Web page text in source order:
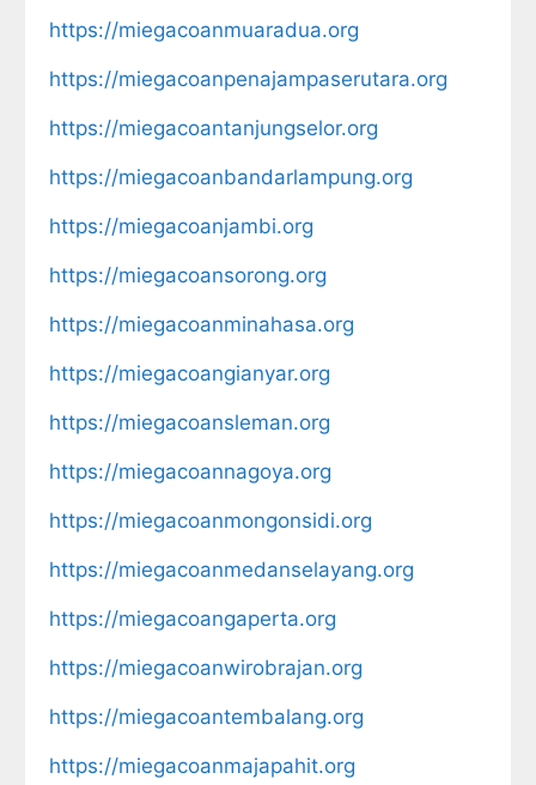
https://miegacoanmuaradua.org
https://miegacoanpenajampaserutara.org
https://miegacoantanjungselor.org
https://miegacoanbandarlampung.org
https://miegacoanjambi.org
https://miegacoansorong.org
https://miegacoanminahasa.org
https://miegacoangianyar.org
https://miegacoansleman.org
https://miegacoannagoya.org
https://miegacoanmongonsidi.org
https://miegacoanmedanselayang.org
https://miegacoangaperta.org
https://miegacoanwirobrajan.org
https://miegacoantembalang.org
https://miegacoanmajapahit.org